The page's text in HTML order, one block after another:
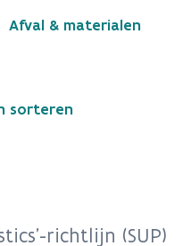
Afval & materialen
sorteren
richtlijn (SUP)